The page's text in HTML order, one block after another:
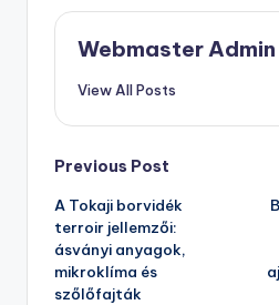
Webmaster Admin
View All Posts
Post
navigation
Previous Post
A Tokaji borvidék
terroir jellemzői:
ásványi anyagok,
mikroklíma és
szőlőfajták